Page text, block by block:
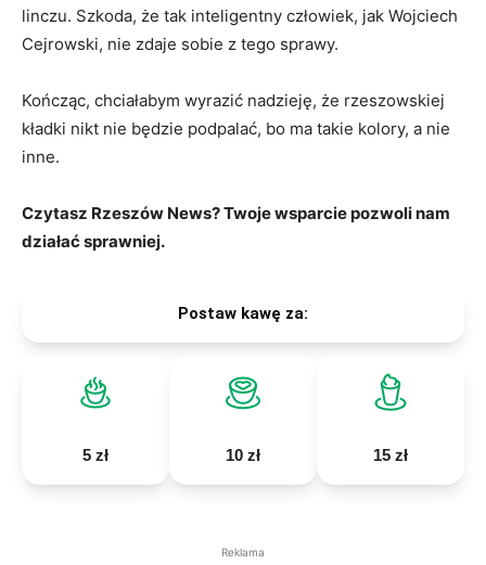
linczu. Szkoda, że tak inteligentny człowiek, jak Wojciech
Cejrowski, nie zdaje sobie z tego sprawy.
Kończąc, chciałabym wyrazić nadzieję, że rzeszowskiej
kładki nikt nie będzie podpalać, bo ma takie kolory, a nie
inne.
Czytasz Rzeszów News? Twoje wsparcie pozwoli nam
działać sprawniej.
Postaw kawę za:
5 zł 10 zł 15 zł
Reklama